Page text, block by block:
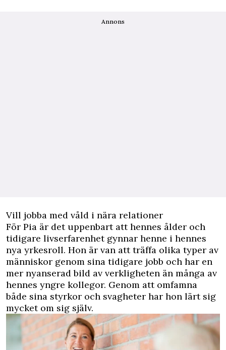
Annons
Vill jobba med våld i nära relationer
För Pia är det uppenbart att hennes ålder och
tidigare livserfarenhet gynnar henne i hennes
nya yrkesroll. Hon är van att träffa olika typer av
människor genom sina tidigare jobb och har en
mer nyanserad bild av verkligheten än många av
hennes yngre kollegor. Genom att omfamna
både sina styrkor och svagheter har hon lärt sig
mycket om sig själv.